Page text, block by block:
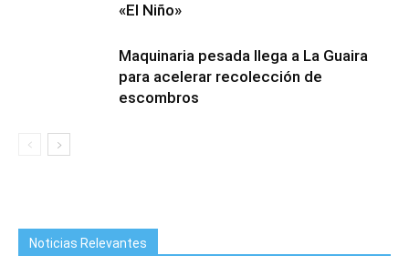
«El Niño»
Maquinaria pesada llega a La Guaira
para acelerar recolección de
escombros
Noticias Relevantes